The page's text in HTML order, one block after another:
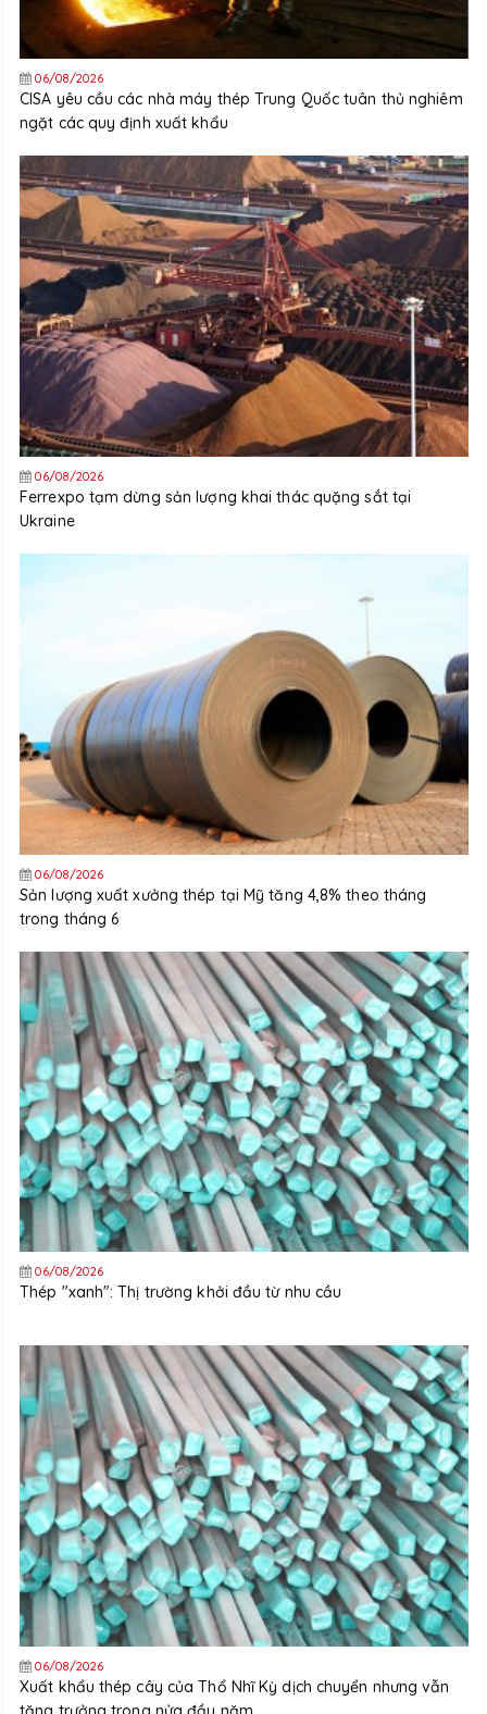
06/08/2026
CISA yêu cầu các nhà máy thép Trung Quốc tuân thủ nghiêm
ngặt các quy định xuất khẩu
06/08/2026
Ferrexpo tạm dừng sản lượng khai thác quặng sắt tại
Ukraine
06/08/2026
Sản lượng xuất xưởng thép tại Mỹ tăng 4,8% theo tháng
trong tháng 6
06/08/2026
Thép "xanh": Thị trường khởi đầu từ nhu cầu
06/08/2026
Xuất khẩu thép cây của Thổ Nhĩ Kỳ dịch chuyển nhưng vẫn